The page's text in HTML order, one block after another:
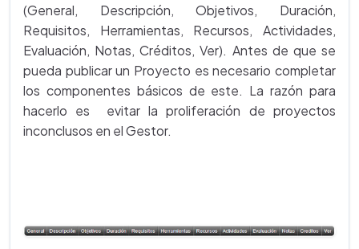
(General, Descripción, Objetivos, Duración,
Requisitos, Herramientas, Recursos, Actividades,
Evaluación, Notas, Créditos, Ver). Antes de que se
pueda publicar un Proyecto es necesario completar
los componentes básicos de este. La razón para
hacerlo es evitar la proliferación de proyectos
inconclusos en el Gestor.